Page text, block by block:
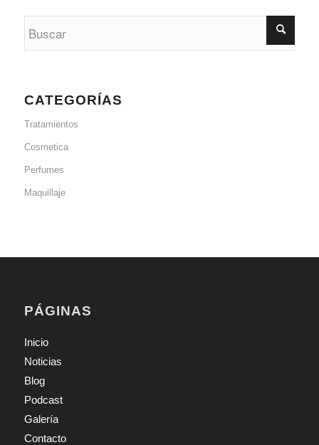
CATEGORÍAS
Tratamientos
Cosmetica
Perfumes
Maquillaje
PÁGINAS
Inicio
Noticias
Blog
Podcast
Galería
Contacto